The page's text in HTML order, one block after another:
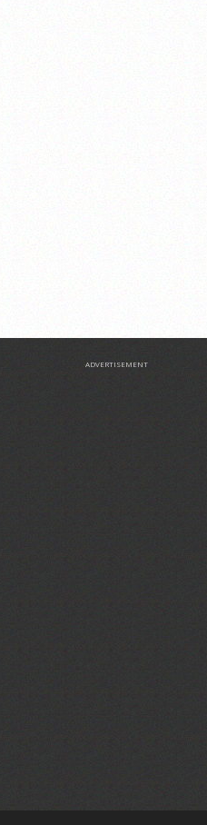
ADVERTISEMENT